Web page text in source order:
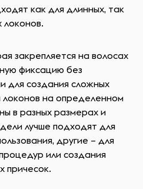
как для длинных, так
локонов.
закрепляется на волосах
фиксацию без
для создания сложных
на определенном
в разных размерах и
лучше подходят для
другие – для
или создания
причесок.